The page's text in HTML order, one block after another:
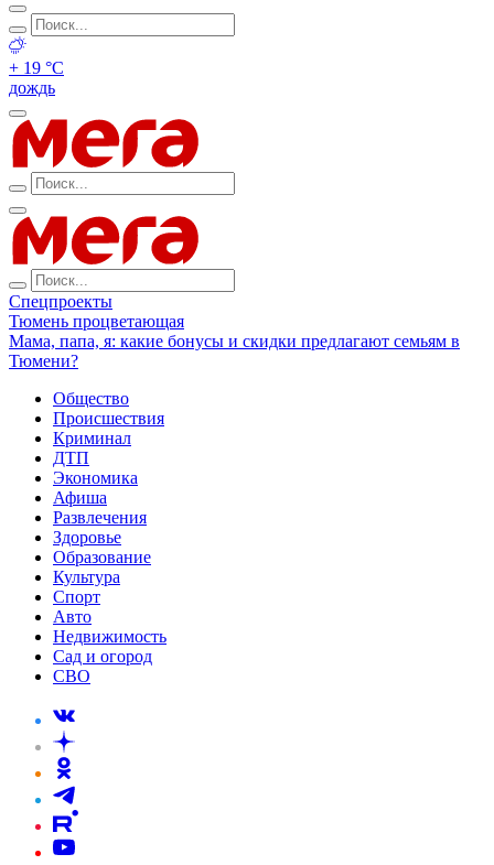
+ 19 °С
дождь
Спецпроекты
Тюмень процветающая
Мама, папа, я: какие бонусы и скидки предлагают семьям в
Тюмени?
Общество
Происшествия
Криминал
ДТП
Экономика
Афиша
Развлечения
Здоровье
Образование
Культура
Спорт
Авто
Недвижимость
Сад и огород
СВО